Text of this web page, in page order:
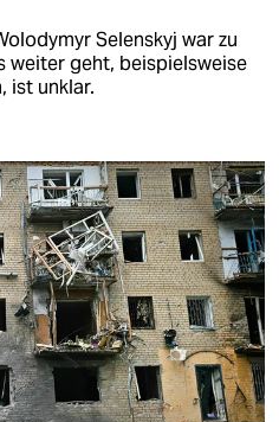
Selenskyj war zu
weiter geht, beispielsweise
ist unklar.